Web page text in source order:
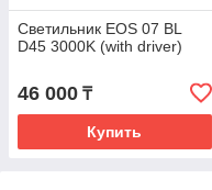
Светильник EOS 07 BL
D45 3000K (with driver)
46 000 ₸
Купить